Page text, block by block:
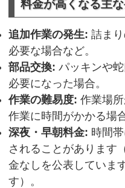
料金が高くなる主な
追加作業の発生: 詰ま
必要な場合など。
部品交換: パッキンや
必要になった場合。
作業の難易度: 作業場
作業に時間がかかる場合
深夜・早朝料金: 時間
されることがあります
金なしを公表していま
す）。